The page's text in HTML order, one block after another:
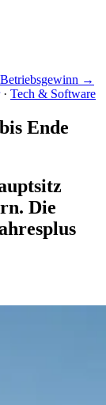
→
· Tech & Software
Ende
Die